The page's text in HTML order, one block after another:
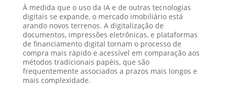
À medida que o uso da IA e de outras tecnologias
digitais se expande, o mercado imobiliário está
arando novos terrenos. A digitalização de
documentos, impressões eletrônicas, e plataformas
de financiamento digital tornam o processo de
compra mais rápido e acessível em comparação aos
métodos tradicionais papéis, que são
frequentemente associados a prazos mais longos e
mais complexidade.